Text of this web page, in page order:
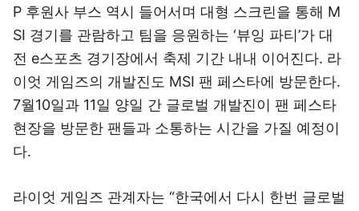
P 후원사 부스 역시 들어서며 대형 스크린을 통해 M
SI 경기를 관람하고 팀을 응원하는 ‘뷰잉 파티’가 대
전 e스포츠 경기장에서 축제 기간 내내 이어진다. 라
이엇 게임즈의 개발진도 MSI 팬 페스타에 방문한다.
7월10일과 11일 양일 간 글로벌 개발진이 팬 페스타
현장을 방문한 팬들과 소통하는 시간을 가질 예정이
다.
라이엇 게임즈 관계자는 “한국에서 다시 한번 글로벌